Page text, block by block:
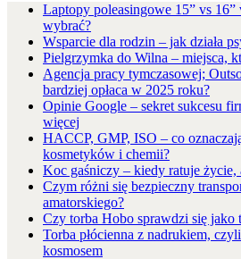
Laptopy poleasingowe 15” vs
wybrać?
Wsparcie dla rodzin – jak działa
Pielgrzymka do Wilna – miejsca,
Agencja pracy tymczasowej;
bardziej opłaca w 2025 roku?
Opinie Google – sekret sukcesu
więcej
HACCP, GMP, ISO – co
kosmetyków i chemii?
Koc gaśniczy – kiedy ratuje
Czym różni się bezpieczny
amatorskiego?
Czy torba Hobo sprawdzi się jako
Torba płócienna z nadrukiem,
kosmosem